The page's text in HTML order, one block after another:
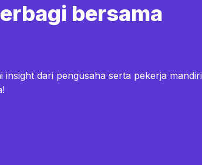
bersama
dari pengusaha serta pekerja mandiri